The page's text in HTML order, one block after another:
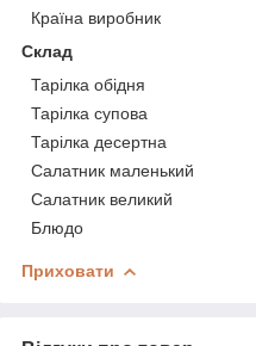
Країна виробник
Склад
Тарілка обідня
Тарілка супова
Тарілка десертна
Салатник маленький
Салатник великий
Блюдо
Приховати